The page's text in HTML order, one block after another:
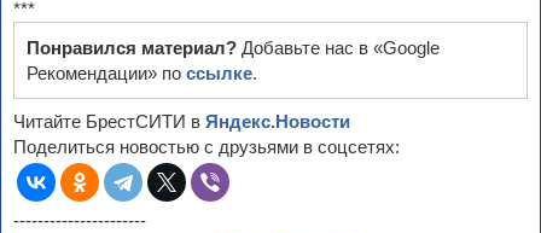
***
Понравился материал? Добавьте нас в «Google
Рекомендации» по ссылке.
Читайте БрестСИТИ в Яндекс.Новости
Поделиться новостью с друзьями в соцсетях:
----------------------